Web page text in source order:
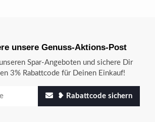
unsere Genuss-Aktions-Post
Spar-Angeboten und sichere Dir
3% Rabattcode für Deinen Einkauf!
❥ Rabattcode sichern